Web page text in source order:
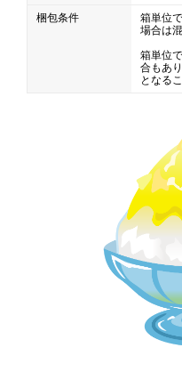
梱包条件
箱単位
場合は
箱単位
合もあ
となる